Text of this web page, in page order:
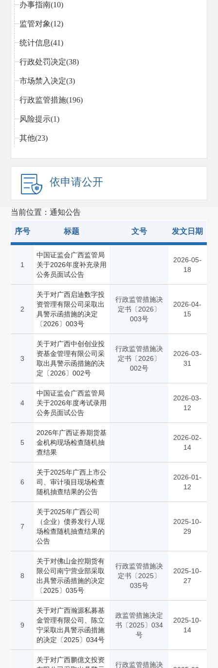
办事指南(10)
监管对象(12)
统计信息(41)
行政处罚决定(38)
市场禁入决定(3)
行政监管措施(196)
风险提示(1)
其他(23)
依申请公开
当前位置：通知公告
序号 标题 文号 发文日期
1
中国证监会广西监管局
关于2026年度补充录用
公务员面试公告
2026-05-
18
2
关于对广西启迪数字投
资管理有限公司采取出
具警示函措施的决定
〔2026〕003号
行政监管措施决
定书〔2026〕
003号
2026-04-
15
3
关于对广西中创创业投
资基金管理有限公司采
取出具警示函措施的决
定〔2026〕002号
行政监管措施决
定书〔2026〕
002号
2026-03-
31
4
中国证监会广西监管局
关于2026年度考试录用
公务员面试公告
2026-03-
12
5
2026年广西证券期货基
金机构现场检查随机抽
查结果
2026-02-
14
6
关于2025年广西上市公
司、审计项目现场检查
随机抽查结果的公告
2026-01-
12
7
关于2025年广西公司
（企业）债券发行人现
场检查随机抽查结果的
公告
2025-10-
29
8
关于对佛山金控期货有
限公司南宁营业部采取
出具警示函措施的决定
〔2025〕035号
行政监管措施决
定书〔2025〕
035号
2025-10-
27
9
关于对广西瀚源私募基
金管理有限公司、陈立
宁采取出具警示函措施
的决定〔2025〕034号
政监管措施决定
书〔2025〕034
号
2025-10-
14
关于对广西鹏億文投资
行政监管措施决